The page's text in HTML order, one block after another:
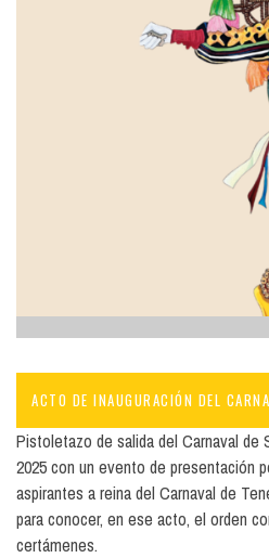
ACTO DE INAUGURACIÓN DEL
Pistoletazo de salida del Carnaval de
2025 con un evento de presentación
aspirantes a reina del Carnaval de
para conocer, en ese acto, el orden
certámenes.